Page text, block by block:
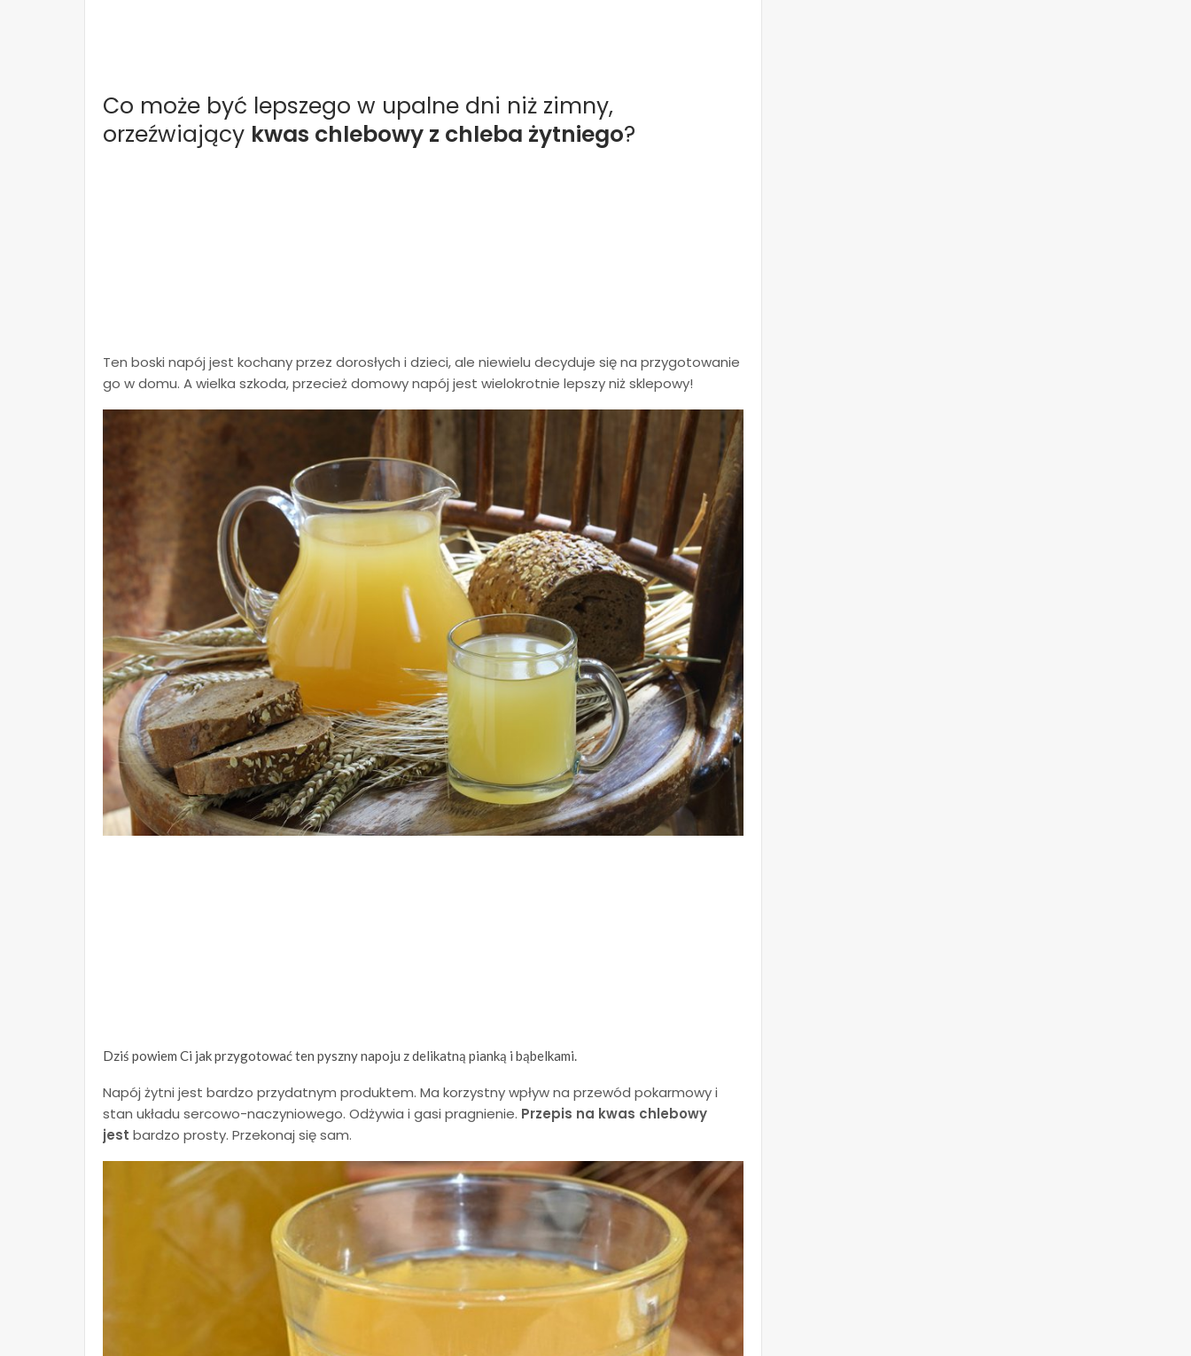
Co może być lepszego w upalne dni niż zimny,
orzeźwiający kwas chlebowy z chleba żytniego?
Ten boski napój jest kochany przez dorosłych i dzieci, ale niewielu decyduje się na przygotowanie
go w domu. A wielka szkoda, przecież domowy napój jest wielokrotnie lepszy niż sklepowy!
Dziś powiem Ci jak przygotować ten pyszny napoju z delikatną pianką i bąbelkami.
Napój żytni jest bardzo przydatnym produktem. Ma korzystny wpływ na przewód pokarmowy i
stan układu sercowo-naczyniowego. Odżywia i gasi pragnienie. Przepis na kwas chlebowy
jest bardzo prosty. Przekonaj się sam.